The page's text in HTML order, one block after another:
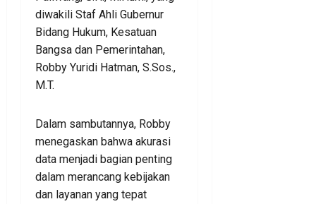
diwakili Staf Ahli Gubernur
Bidang Hukum, Kesatuan
Bangsa dan Pemerintahan,
Robby Yuridi Hatman, S.Sos.,
M.T.
Dalam sambutannya, Robby
menegaskan bahwa akurasi
data menjadi bagian penting
dalam merancang kebijakan
dan layanan yang tepat